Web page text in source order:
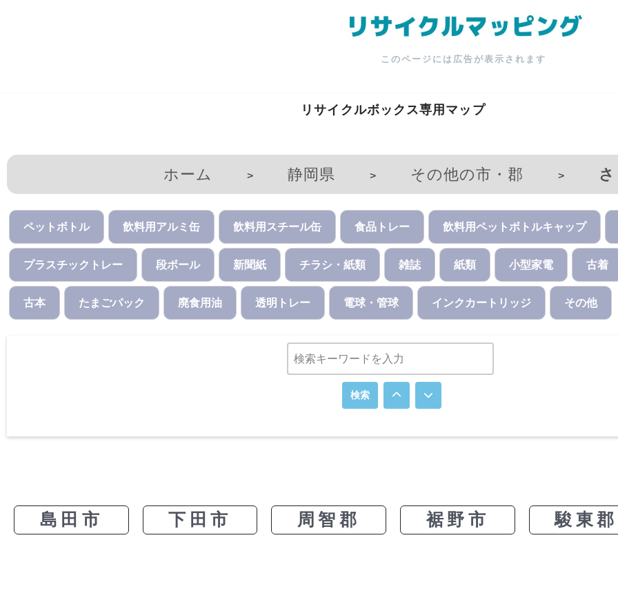
このページには広告が表示されます
リサイクルボックス専用マップ
ホーム > 静岡県 > その他の市・郡 >
ペットボトル 飲料用アルミ缶 飲料用スチール缶 食品トレー 飲料用ペットボトルキャップ
プラスチックトレー 段ボール 新聞紙 チラシ・紙類 雑誌 紙類 小型家電 古着
古本 たまごパック 廃食用油 透明トレー 電球・管球 インクカートリッジ その他
検索
島田市 下田市 周智郡 裾野市 駿東郡